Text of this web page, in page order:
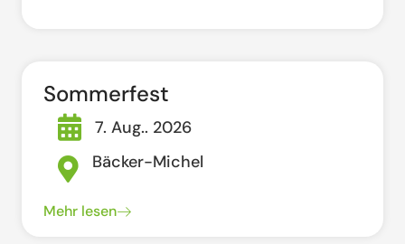
Sommerfest
7. Aug.. 2026
Bäcker-Michel
Mehr lesen